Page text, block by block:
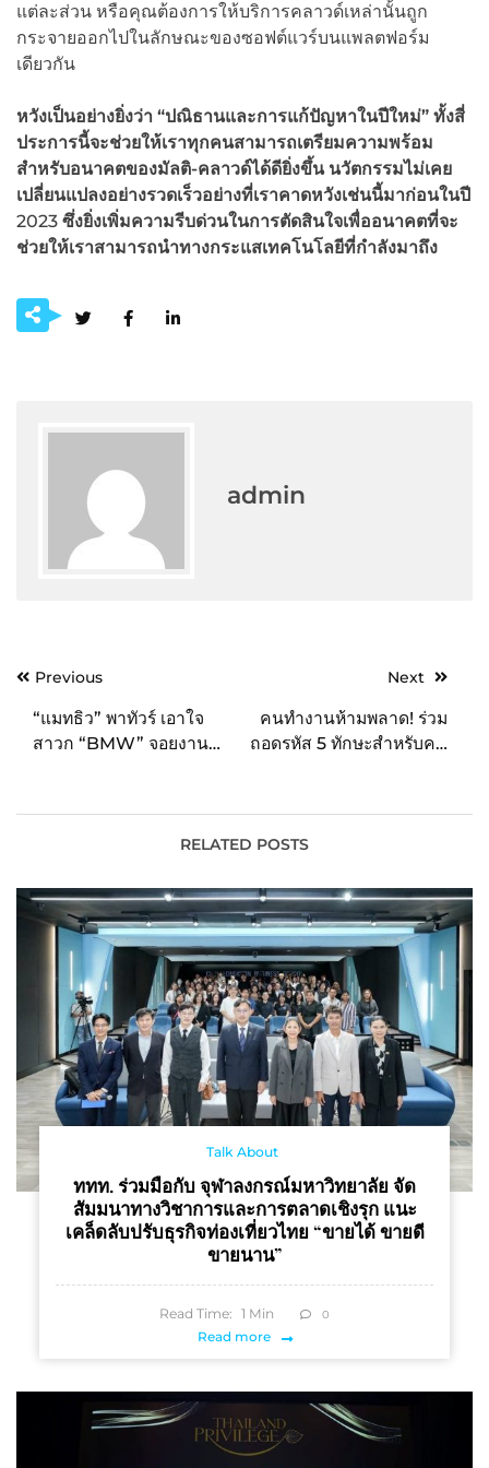
แต่ละส่วน หรือคุณต้องการให้บริการคลาวด์เหล่านั้นถูก
กระจายออกไปในลักษณะของซอฟต์แวร์บนแพลตฟอร์ม
เดียวกัน
หวังเป็นอย่างยิ่งว่า “ปณิธานและการแก้ปัญหาในปีใหม่” ทั้งสี่
ประการนี้จะช่วยให้เราทุกคนสามารถเตรียมความพร้อม
สำหรับอนาคตของมัลติ-คลาวด์ได้ดียิ่งขึ้น นวัตกรรมไม่เคย
เปลี่ยนแปลงอย่างรวดเร็วอย่างที่เราคาดหวังเช่นนี้มาก่อนในปี
2023 ซึ่งยิ่งเพิ่มความรีบด่วนในการตัดสินใจเพื่ออนาคตที่จะ
ช่วยให้เราสามารถนำทางกระแสเทคโนโลยีที่กำลังมาถึง
admin
PostPrevious
“แมทธิว” พาทัวร์ เอาใจ
สาวก “BMW” จอยงาน
Next
คนทำงานห้ามพลาด! ร่วม
ถอดรหัส 5 ทักษะสำหรับคน
ปริญญาโทออนไลน์จาก
ครึ่ง
RELATED POSTS
Talk About
ททท. ร่วมมือกับ จุฬาลงกรณ์มหาวิทยาลัย จัด
สัมมนาทางวิชาการและการตลาดเชิงรุก แนะ
เคล็ดลับปรับธุรกิจท่องเที่ยวไทย “ขายได้ ขายดี
ขายนาน”
Read Time: 1 Min 0
Read more